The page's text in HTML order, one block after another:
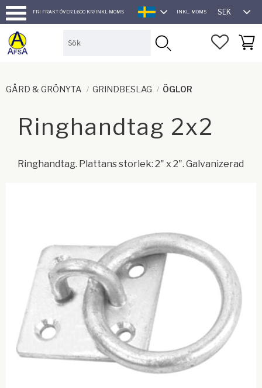
Meny
FRI FRAKT ÖVER 1.600 KR/INKL MOMS
SVENSKA
INKL. MOMS SEK
GÅRD & GRÖNYTA GRINDBESLAG ÖGLOR
Ringhandtag 2x2
Ringhandtag. Plattans storlek: 2" x 2". Galvanizerad